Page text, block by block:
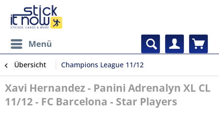
Menü
Übersicht Champions League 11/12
Xavi Hernandez - Panini Adrenalyn XL CL
11/12 - FC Barcelona - Star Players